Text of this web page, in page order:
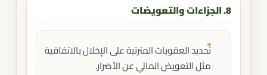
8. الجزاءات والتعويضات
تحديد العقوبات المترتبة على الإخلال بالاتفاقية
مثل التعويض المالي عن الأضرار.